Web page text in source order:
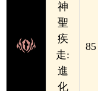
神
聖
疾
走:
進
化
85